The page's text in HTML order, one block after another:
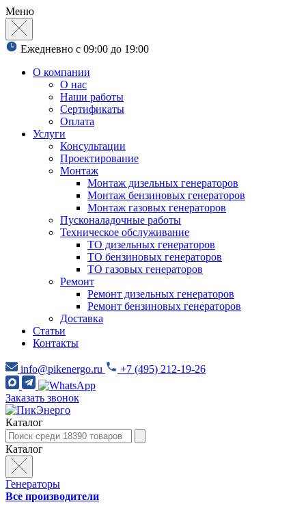
Меню
Ежедневно с 09:00 до 19:00
О компании
О нас
Наши работы
Сертификаты
Оплата
Услуги
Консультации
Проектирование
Монтаж
Монтаж дизельных генераторов
Монтаж бензиновых генераторов
Монтаж газовых генераторов
Пусконаладочные работы
Техническое обслуживание
ТО дизельных генераторов
ТО бензиновых генераторов
ТО газовых генераторов
Ремонт
Ремонт дизельных генераторов
Ремонт бензиновых генераторов
Доставка
Статьи
Контакты
info@pikenergo.ru +7 (495) 212-19-26
Заказать звонок
Каталог
Каталог
Генераторы
Все производители